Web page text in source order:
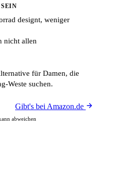
designt, weniger
nicht allen
für Damen, die
Weste suchen.
Gibt's bei Amazon.de
abweichen